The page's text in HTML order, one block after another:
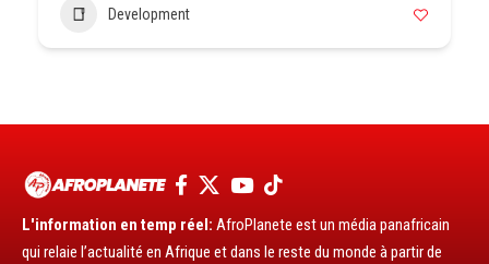
Development
L'information en temp réel: AfroPlanete est un média panafricain
qui relaie l’actualité en Afrique et dans le reste du monde à partir de